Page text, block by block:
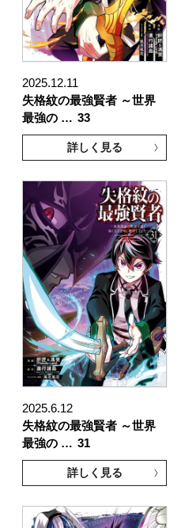
2025.12.11
失格紋の最強賢者 ～世界
最強の … 33
詳しく見る
2025.6.12
失格紋の最強賢者 ～世界
最強の … 31
詳しく見る